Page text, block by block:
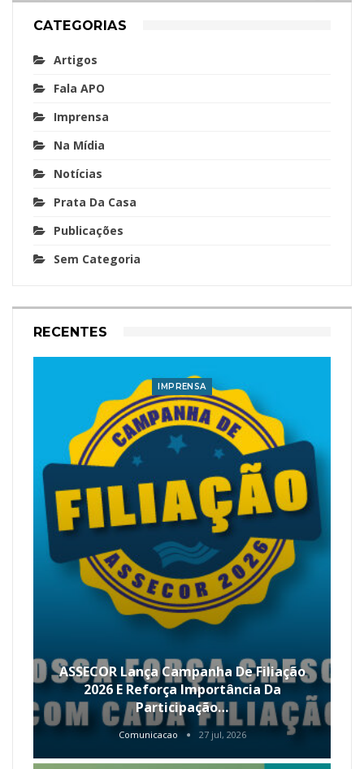
CATEGORIAS
Artigos
Fala APO
Imprensa
Na Mídia
Notícias
Prata Da Casa
Publicações
Sem Categoria
RECENTES
IMPRENSA
ASSECOR Lança Campanha De Filiação
2026 E Reforça Importância Da
Participação…
Comunicacao 27 jul, 2026